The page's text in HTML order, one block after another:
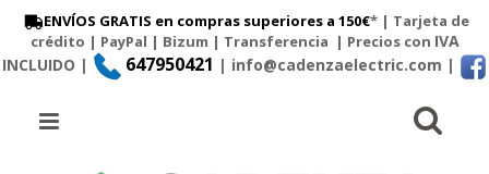
ENVÍOS GRATIS en compras superiores a 150€* | Tarjeta de
crédito | PayPal | Bizum | Transferencia | Precios con IVA
INCLUIDO |
647950421 | info@cadenzaelectric.com |
Menú